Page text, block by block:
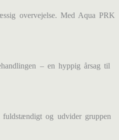
overvejelse. Med Aqua PRK
– en hyppig årsag til
og udvider gruppen